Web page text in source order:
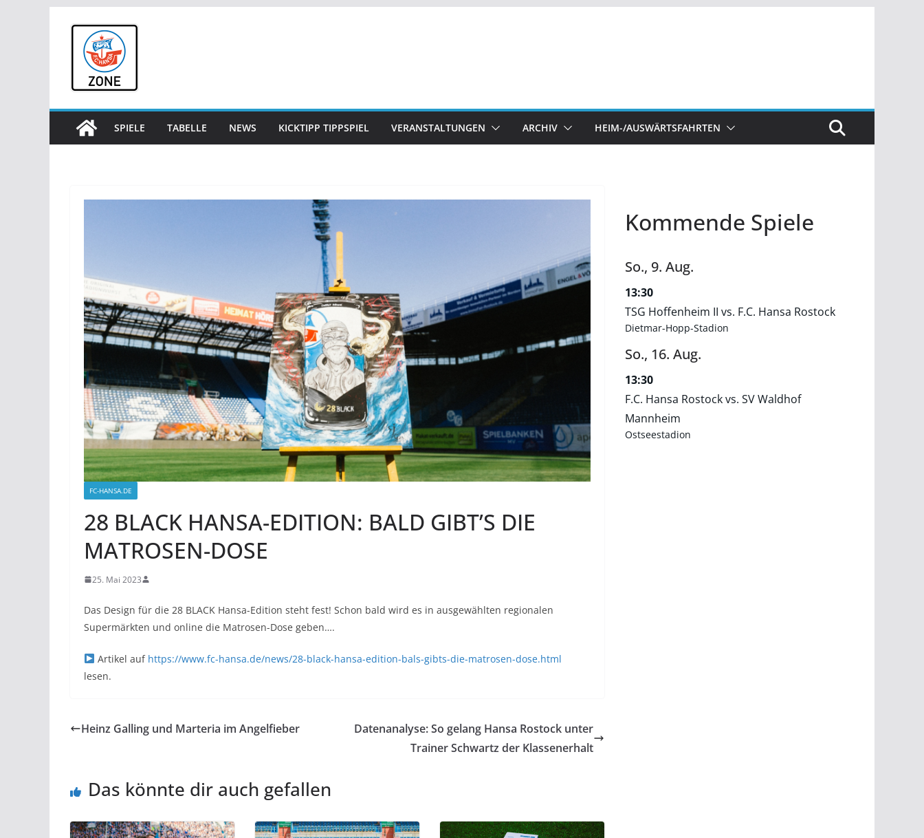
springen
SPIELE TABELLE NEWS KICKTIPP TIPPSPIEL VERANSTALTUNGEN ARCHIV HEIM-/AUSWÄRTSFAHRTEN
FC-HANSA.DE
28 BLACK HANSA-EDITION: BALD GIBT’S DIE
MATROSEN-DOSE
25. Mai 2023
Das Design für die 28 BLACK Hansa-Edition steht fest! Schon bald wird es in ausgewählten regionalen
Supermärkten und online die Matrosen-Dose geben….
Artikel auf https://www.fc-hansa.de/news/28-black-hansa-edition-bals-gibts-die-matrosen-dose.html
lesen.
Heinz Galling und Marteria im Angelfieber
Datenanalyse: So gelang Hansa Rostock unter
Trainer Schwartz der Klassenerhalt
Das könnte dir auch gefallen
Kommende Spiele
So., 9. Aug.
13:30
TSG Hoffenheim II vs. F.C. Hansa Rostock
Dietmar-Hopp-Stadion
So., 16. Aug.
13:30
F.C. Hansa Rostock vs. SV Waldhof
Mannheim
Ostseestadion